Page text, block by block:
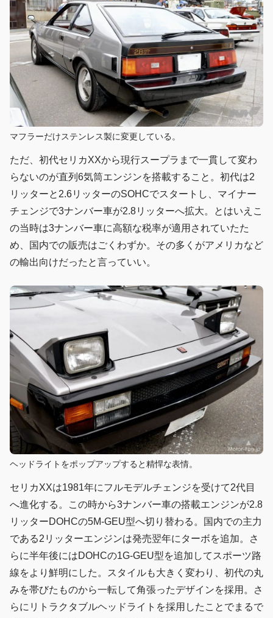
マフラーだけステンレス製に変更している。
ただ、初代セリカXXから現行スープラまで一貫して変わ
らないのが直列6気筒エンジンを搭載すること。初代は2
リッターと2.6リッターのSOHCでスタートし、マイナー
チェンジで3ナンバー車が2.8リッターへ拡大。とはいえこ
の当時は3ナンバー車に高額な税率が適用されていたた
め、国内での販売はごくわずか。その多くがアメリカなど
の輸出向けだったと言っていい。
ヘッドライトをポップアップすると精悍な表情。
セリカXXは1981年にフルモデルチェンジを受けて2代目
へ進化する。この時から3ナンバー車の搭載エンジンが2.8
リッターDOHCの5M-GEU型へ切り替わる。国内での主力
である2リッターエンジンは発売翌年にターボを追加。さ
らに半年後にはDOHCの1G-GEU型を追加してスポーツ路
線をより鮮明にした。スタイルも大きく変わり、初代の丸
みを帯びたものから一転して角張ったデザインを採用。さ
らにリトラクタブルヘッドライトを採用したことでまるで